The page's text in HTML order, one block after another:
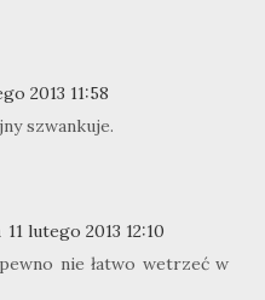
2013 11:58
szwankuje.
11 lutego 2013 12:10
nie łatwo wetrzeć w